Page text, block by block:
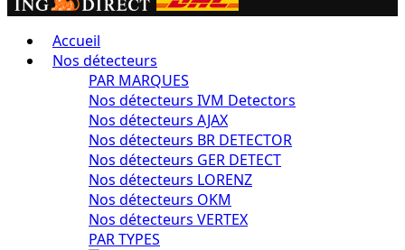
Accueil
Nos détecteurs
PAR MARQUES
Nos détecteurs IVM Detectors
Nos détecteurs AJAX
Nos détecteurs BR DETECTOR
Nos détecteurs GER DETECT
Nos détecteurs LORENZ
Nos détecteurs OKM
Nos détecteurs VERTEX
PAR TYPES